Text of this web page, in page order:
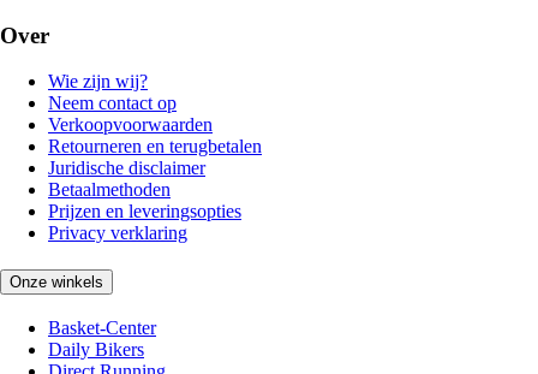
Over
Wie zijn wij?
Neem contact op
Verkoopvoorwaarden
Retourneren en terugbetalen
Juridische disclaimer
Betaalmethoden
Prijzen en leveringsopties
Privacy verklaring
Onze winkels
Basket-Center
Daily Bikers